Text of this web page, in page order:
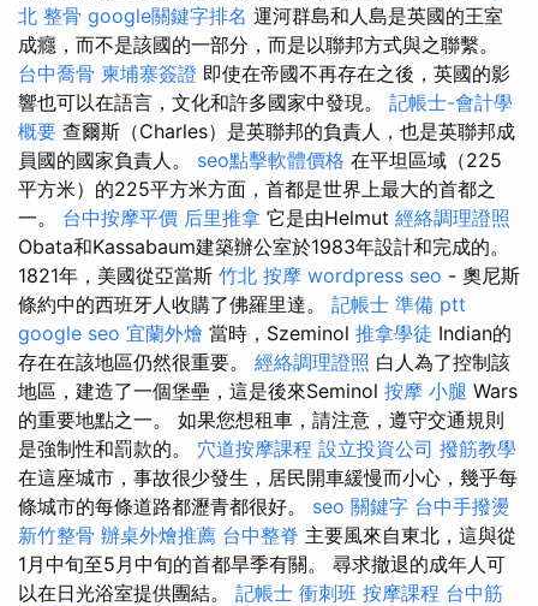
北 整骨 google關鍵字排名 運河群島和人島是英國的王室
成癮，而不是該國的一部分，而是以聯邦方式與之聯繫。
台中喬骨 柬埔寨簽證 即使在帝國不再存在之後，英國的影
響也可以在語言，文化和許多國家中發現。 記帳士-會計學
概要 查爾斯（Charles）是英聯邦的負責人，也是英聯邦成
員國的國家負責人。 seo點擊軟體價格 在平坦區域（225
平方米）的225平方米方面，首都是世界上最大的首都之
一。 台中按摩平價 后里推拿 它是由Helmut 經絡調理證照
Obata和Kassabaum建築辦公室於1983年設計和完成的。
1821年，美國從亞當斯 竹北 按摩 wordpress seo - 奧尼斯
條約中的西班牙人收購了佛羅里達。 記帳士 準備 ptt
google seo 宜蘭外燴 當時，Szeminol 推拿學徒 Indian的
存在在該地區仍然很重要。 經絡調理證照 白人為了控制該
地區，建造了一個堡壘，這是後來Seminol 按摩 小腿 Wars
的重要地點之一。 如果您想租車，請注意，遵守交通規則
是強制性和罰款的。 穴道按摩課程 設立投資公司 撥筋教學
在這座城市，事故很少發生，居民開車緩慢而小心，幾乎每
條城市的每條道路都瀝青都很好。 seo 關鍵字 台中手撥燙
新竹整骨 辦桌外燴推薦 台中整脊 主要風來自東北，這與從
1月中旬至5月中旬的首都旱季有關。 尋求撤退的成年人可
以在日光浴室提供團結。 記帳士 衝刺班 按摩課程 台中筋